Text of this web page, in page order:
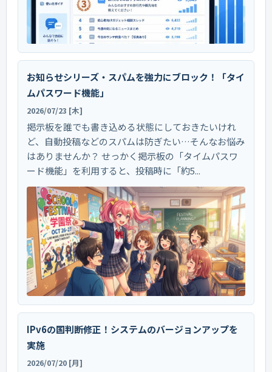
お知らせシリーズ・スパムを強力にブロック！「タイ
ムパスワード機能」
2026/07/23 [木]
掲示板を誰でも書き込める状態にしておきたいけれ
ど、自動投稿などのスパムは防ぎたい…そんなお悩み
はありませんか？ せっかく掲示板の「タイムパスワ
ード機能」を利用すると、投稿時に「約5...
IPv6の国判断修正！システムのバージョンアップを
実施
2026/07/20 [月]